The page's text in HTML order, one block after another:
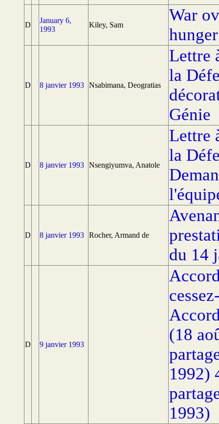
D
January 6,
1993
Kiley, Sam
War
D 8 janvier 1993 Nsabimana, Deogratias
Lettre
la
Génie
D 8 janvier 1993 Nsengiyumva, Anatole
Lettre
la
D 8 janvier 1993 Rocher, Armand de
du 14
D 9 janvier 1993
(18
1992)
1993)